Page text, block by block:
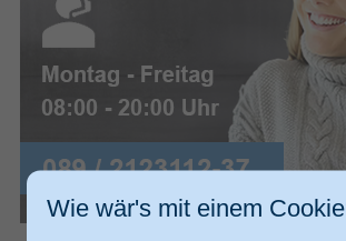
Nutzinhalt Kühlschrank
LED
SmartFrost (Kühleinheit)
Leistung
Wie wär's mit einem